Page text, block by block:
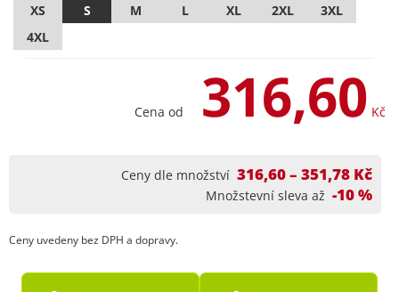
XS S M L XL 2XL
3XL
4XL
Cena od 316,60 Kč
Ceny dle množství 316,60 – 351,78 Kč
Množstevní sleva až -10 %
Ceny uvedeny bez DPH a dopravy.